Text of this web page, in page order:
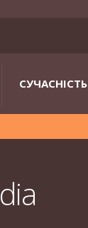
СУЧАСНІСТЬ